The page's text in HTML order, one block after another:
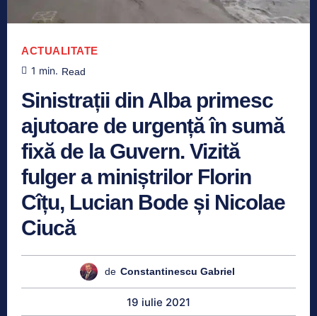
ACTUALITATE
1 min. Read
Sinistrații din Alba primesc
ajutoare de urgență în sumă
fixă de la Guvern. Vizită
fulger a miniștrilor Florin
Cîțu, Lucian Bode și Nicolae
Ciucă
de Constantinescu Gabriel
19 iulie 2021